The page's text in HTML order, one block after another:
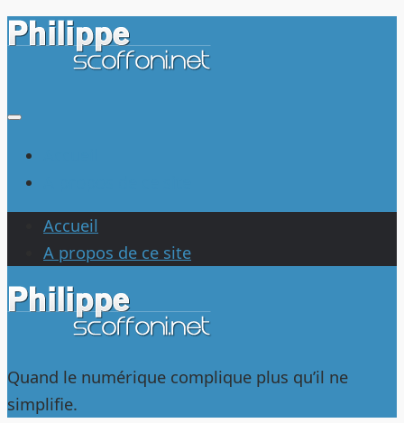
Au
contenu
Accueil
A propos de ce site
Quand le numérique complique plus qu’il ne
simplifie.